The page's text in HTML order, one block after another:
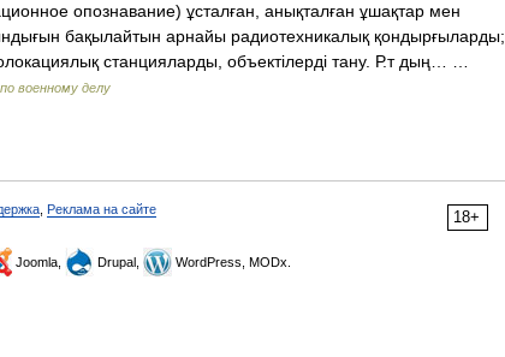
опознавание) ұсталған, анықталған ұшақтар мен
бақылайтын арнайы радиотехникалық қондырғыларды;
станцияларды, объектілерді тану. Р.т дың… …
военному делу
18+
Реклама на сайте
Joomla, Drupal, WordPress, MODx.